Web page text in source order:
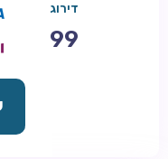
דירוג
99